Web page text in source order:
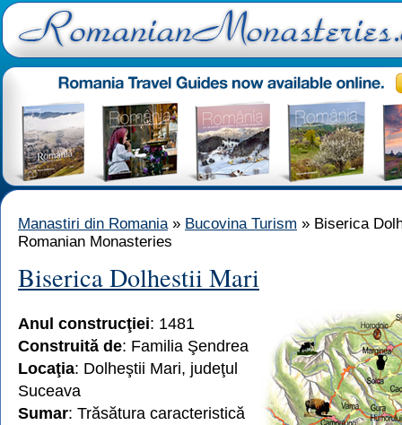
Manastiri din Romania» Bucovina Turism » Biserica
Romanian Monasteries
Biserica Dolhestii Mari
Anul construcţiei: 1481
Construită de: Familia Şendrea
Locaţia: Dolheştii Mari, judeţul
Suceava
Sumar: Trăsătura caracteristică